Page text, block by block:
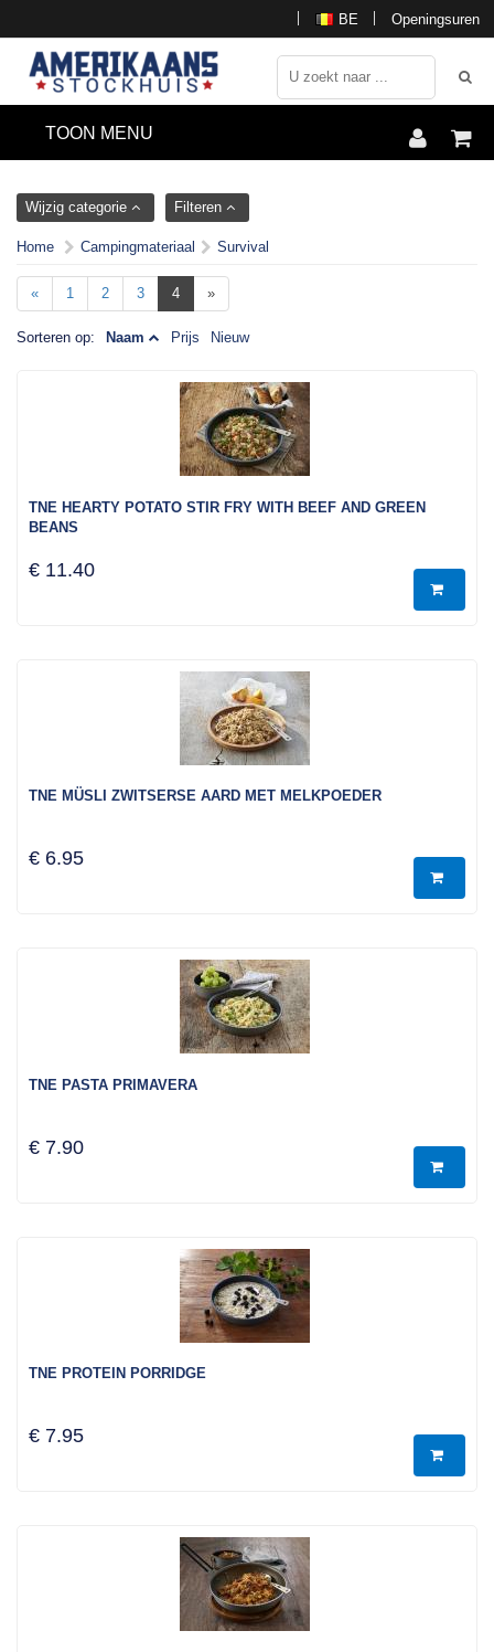
Openingsuren
BE
TOON MENU
Wijzig categorie Filteren
Home Campingmateriaal Survival
« 1 2 3 4 »
Sorteren op: Naam Prijs Nieuw
TNE HEARTY POTATO STIR FRY WITH BEEF AND GREEN
BEANS
€ 11.40
TNE MÜSLI ZWITSERSE AARD MET MELKPOEDER
€ 6.95
TNE PASTA PRIMAVERA
€ 7.90
TNE PROTEIN PORRIDGE
€ 7.95